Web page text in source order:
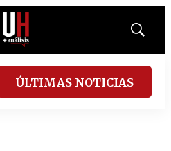
Mostrar
ÚLTIMAS NOTICIAS